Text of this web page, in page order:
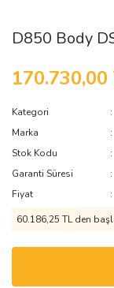
D850 Body
170.730,00
Kategori
Marka
Stok Kodu
Garanti Süresi
Fiyat
60.186,25 TL den